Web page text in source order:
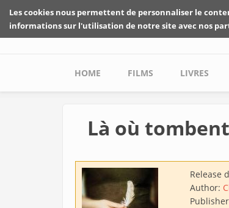
Skip to main content
Main menu
HOME FILMS LIVRES
Là où
Release
Author:
Les cookies nous permettent de personnaliser le
informations sur l'utilisation de notre site avec nos